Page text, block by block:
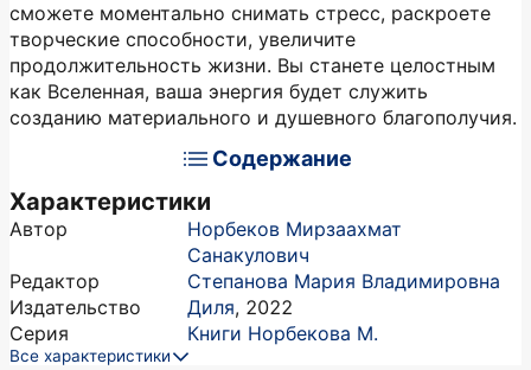
сможете моментально снимать стресс, раскроете
творческие способности, увеличите
продолжительность жизни. Вы станете целостным
как Вселенная, ваша энергия будет служить
созданию материального и душевного благополучия.
Содержание
Характеристики
Автор
Норбеков Мирзаахмат
Санакулович
Редактор
Степанова Мария Владимировна
Издательство
Диля, 2022
Серия
Книги Норбекова М.
Все характеристики